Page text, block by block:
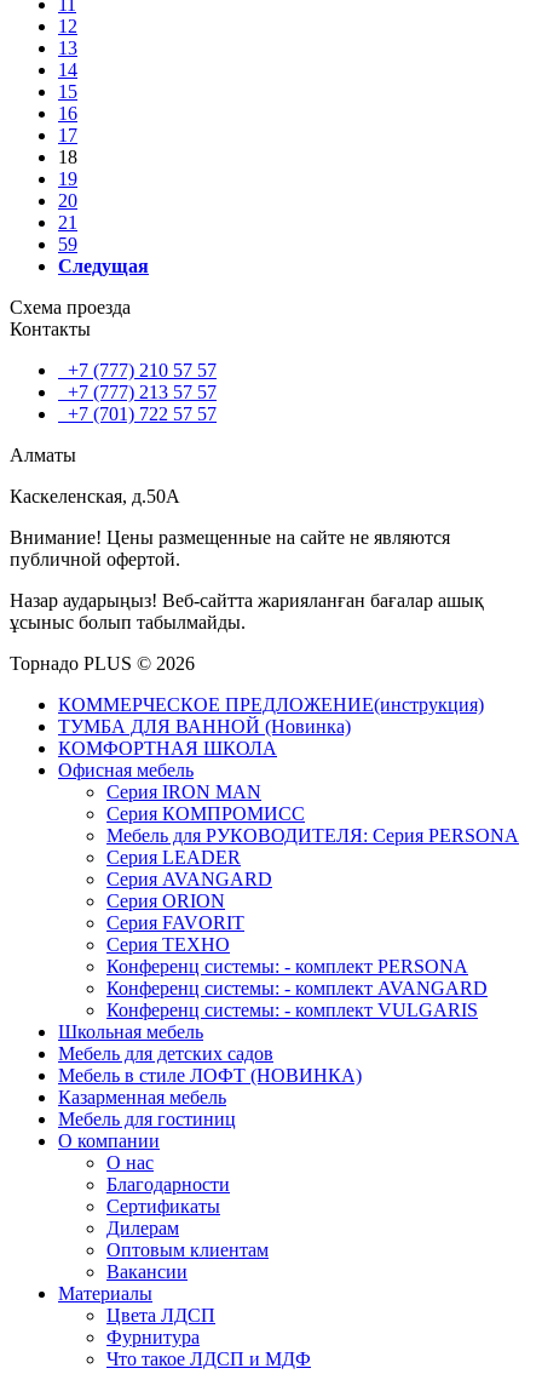
12
13
14
15
16
17
18
19
20
21
59
Следущая
Схема проезда
Контакты
+7 (777) 210 57 57
+7 (777) 213 57 57
+7 (701) 722 57 57
Алматы
Каскеленская, д.50А
Внимание! Цены размещенные на сайте не являются
публичной офертой.
Назар аударыңыз! Веб-сайтта жарияланған бағалар ашық
ұсыныс болып табылмайды.
Торнадо PLUS © 2026
КОММЕРЧЕСКОЕ ПРЕДЛОЖЕНИЕ(инструкция)
ТУМБА ДЛЯ ВАННОЙ (Новинка)
КОМФОРТНАЯ ШКОЛА
Офисная мебель
Серия IRON MAN
Серия КОМПРОМИСС
Мебель для РУКОВОДИТЕЛЯ: Серия PERSONA
Серия LEADER
Серия AVANGARD
Серия ORION
Серия FAVORIT
Серия ТЕХНО
Конференц системы: - комплект PERSONA
Конференц системы: - комплект AVANGARD
Конференц системы: - комплект VULGARIS
Школьная мебель
Мебель для детских садов
Мебель в стиле ЛОФТ (НОВИНКА)
Казарменная мебель
Мебель для гостиниц
О компании
О нас
Благодарности
Сертификаты
Дилерам
Оптовым клиентам
Вакансии
Материалы
Цвета ЛДСП
Фурнитура
Что такое ЛДСП и МДФ